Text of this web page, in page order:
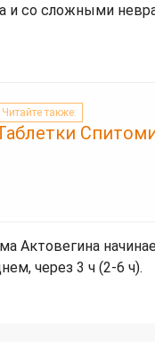
со сложными
Читайте также:
Актовегина
через 3 ч (2-6 ч).